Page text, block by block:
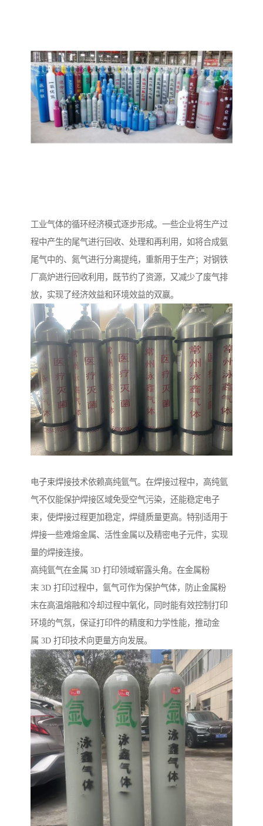
工业气体的循环经济模式逐步形成。一些企业将生产过
程中产生的尾气进行回收、处理和再利用，如将合成氨
尾气中的、氮气进行分离提纯，重新用于生产；对钢铁
厂高炉进行回收利用，既节约了资源，又减少了废气排
放，实现了经济效益和环境效益的双赢。
电子束焊接技术依赖高纯氩气。在焊接过程中，高纯氩
气不仅能保护焊接区域免受空气污染，还能稳定电子
束，使焊接过程更加稳定，焊缝质量更高。特别适用于
焊接一些难熔金属、活性金属以及精密电子元件，实现
量的焊接连接。​
高纯氩气在金属 3D 打印领域崭露头角。在金属粉
末 3D 打印过程中，氩气可作为保护气体，防止金属粉
末在高温熔融和冷却过程中氧化，同时能有效控制打印
环境的气氛，保证打印件的精度和力学性能，推动金
属 3D 打印技术向更量方向发展。